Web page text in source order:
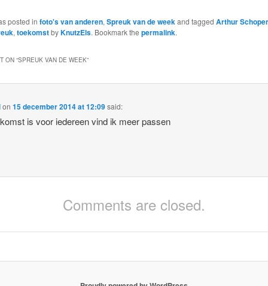
posted in foto's van anderen, Spreuk van de weekand tagged Arthur
, toekomstbyKnutzEls. Bookmark the permalink.
ON “SPREUK VAN DE WEEK”
on15 december 2014 at 12:09said:
is voor iedereen vind ik meer passen
Comments are closed.